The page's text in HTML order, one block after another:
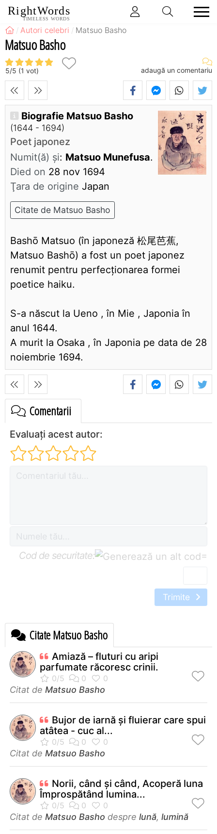
RightWords
TIMELESS WORDS
Autori celebri Matsuo Basho
Matsuo Basho
5/5 (1 vot) adaugă un comentariu
Biografie Matsuo Basho
(1644 - 1694)
Poet japonez
Numit(ă) și: Matsuo Munefusa.
Died on 28 nov 1694
Ţara de origine Japan
Citate de Matsuo Basho
Bashō Matsuo (în japoneză 松尾芭蕉,
Matsuo Bashō) a fost un poet japonez
renumit pentru perfecționarea formei
poetice haiku.
S-a născut la Ueno , în Mie , Japonia în
anul 1644.
A murit la Osaka , în Japonia pe data de 28
noiembrie 1694.
Comentarii
Evaluați acest autor:
Cod de securitate: =
Trimite
Citate Matsuo Basho
Amiază – fluturi cu aripi
parfumate răcoresc crinii.
Citat de Matsuo Basho
Bujor de iarnă şi fluierar care spui
atâtea - cuc al...
Citat de Matsuo Basho
Norii, când şi când, Acoperă luna
Împrospătând lumina...
Citat de Matsuo Basho despre lună, lumină